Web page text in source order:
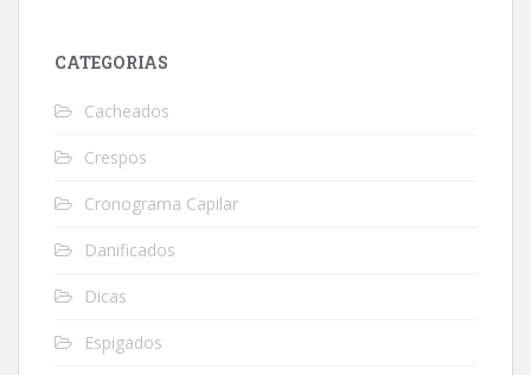
CATEGORIAS
Cacheados
Crespos
Cronograma Capilar
Danificados
Dicas
Espigados